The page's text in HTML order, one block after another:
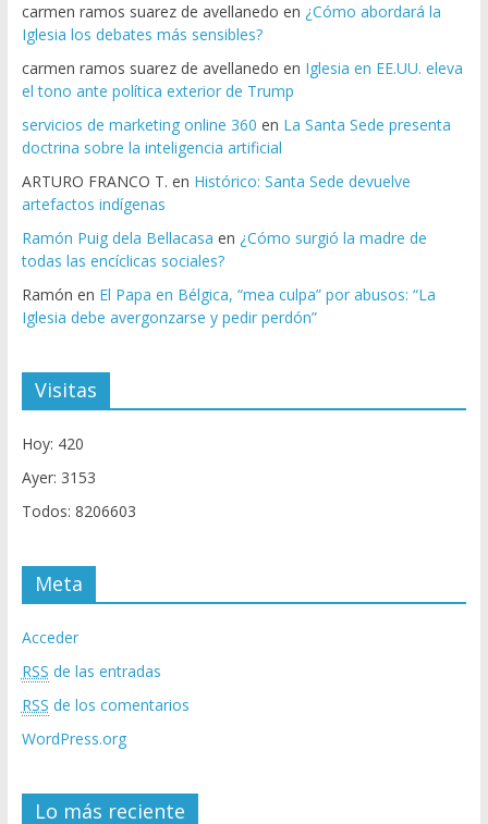
carmen ramos suarez de avellanedo en ¿Cómo abordará la
Iglesia los debates más sensibles?
carmen ramos suarez de avellanedo en Iglesia en EE.UU. eleva
el tono ante política exterior de Trump
servicios de marketing online 360 en La Santa Sede presenta
doctrina sobre la inteligencia artificial
ARTURO FRANCO T. en Histórico: Santa Sede devuelve
artefactos indígenas
Ramón Puig dela Bellacasa en ¿Cómo surgió la madre de
todas las encíclicas sociales?
Ramón en El Papa en Bélgica, “mea culpa” por abusos: “La
Iglesia debe avergonzarse y pedir perdón”
Visitas
Hoy: 420
Ayer: 3153
Todos: 8206603
Meta
Acceder
RSS de las entradas
RSS de los comentarios
WordPress.org
Lo más reciente